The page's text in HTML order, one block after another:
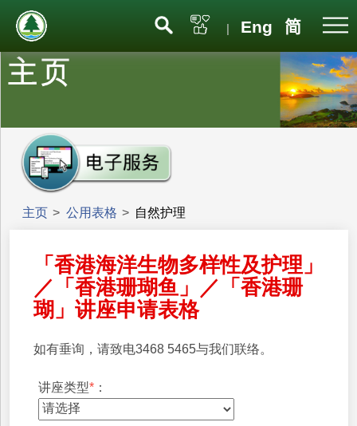
| Eng 简
主页 > 公用表格 > 自然护理
「香港海洋生物多样性及护理」
／「香港珊瑚鱼」／「香港珊
瑚」讲座申请表格
如有垂询，请致电3468 5465与我们联络。
讲座类型* ：